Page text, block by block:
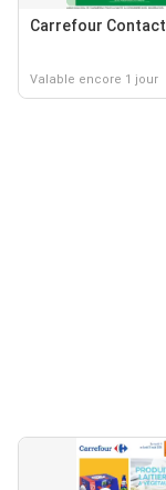
Carrefour Contact
Valable encore 1 jour